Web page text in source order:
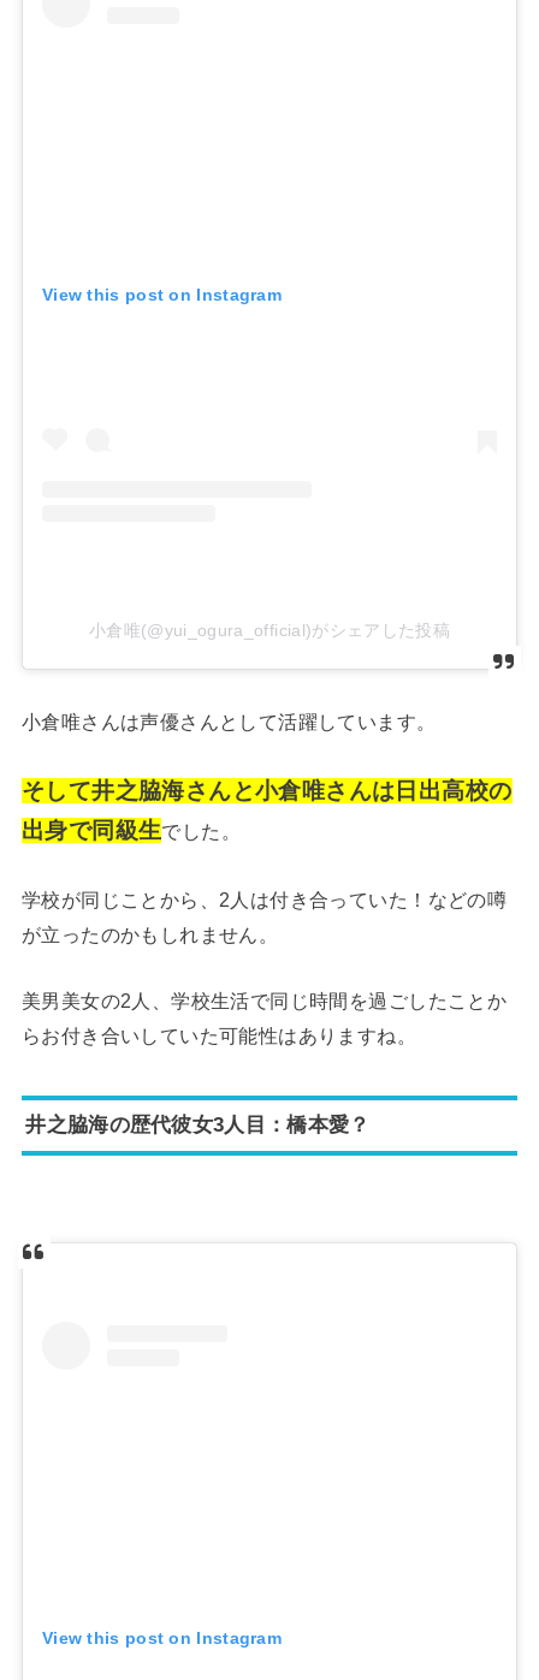
View this post on Instagram
小倉唯(@yui_ogura_official)がシェアした投稿
小倉唯さんは声優さんとして活躍しています。
そして井之脇海さんと小倉唯さんは日出高校の
出身で同級生でした。
学校が同じことから、2人は付き合っていた！などの噂
が立ったのかもしれません。
美男美女の2人、学校生活で同じ時間を過ごしたことか
らお付き合いしていた可能性はありますね。
井之脇海の歴代彼女3人目：橋本愛？
View this post on Instagram